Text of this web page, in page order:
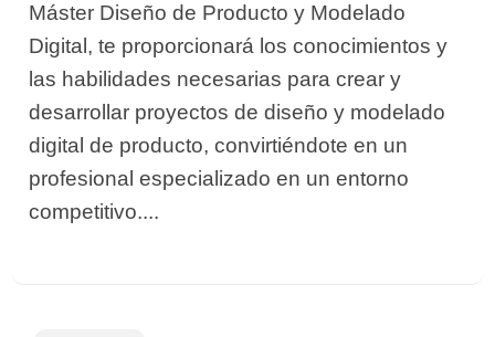
Máster Diseño de Producto y Modelado
Digital, te proporcionará los conocimientos y
las habilidades necesarias para crear y
desarrollar proyectos de diseño y modelado
digital de producto, convirtiéndote en un
profesional especializado en un entorno
competitivo....